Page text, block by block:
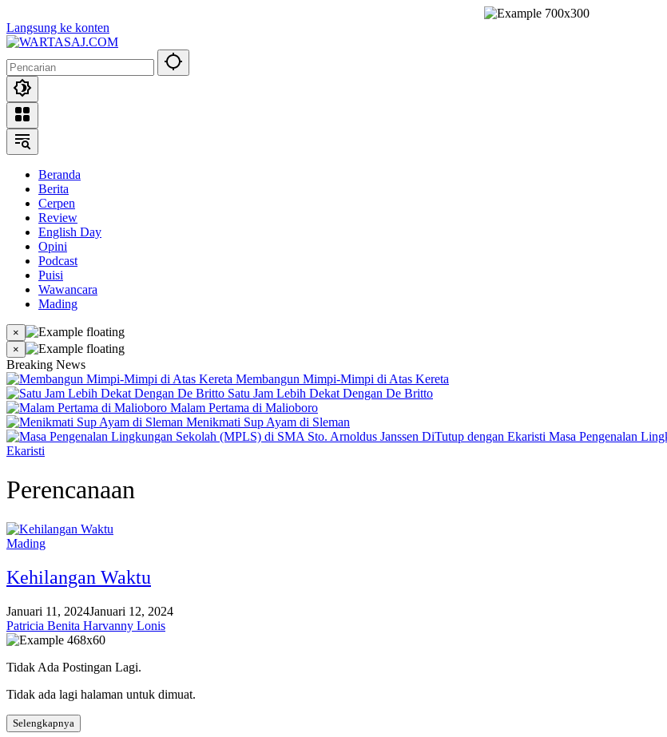
Langsung ke konten
Beranda
Berita
Cerpen
Review
English Day
Opini
Podcast
Puisi
Wawancara
Mading
×
×
Breaking News
Membangun Mimpi-Mimpi di Atas Kereta
Satu Jam Lebih Dekat Dengan De Britto
Malam Pertama di Malioboro
Menikmati Sup Ayam di Sleman
Masa Pengenalan
Ekaristi
Perencanaan
Mading
Kehilangan Waktu
Januari 11, 2024Januari 12, 2024
Patricia Benita Harvanny Lonis
Tidak Ada Postingan Lagi.
Tidak ada lagi halaman untuk dimuat.
Selengkapnya